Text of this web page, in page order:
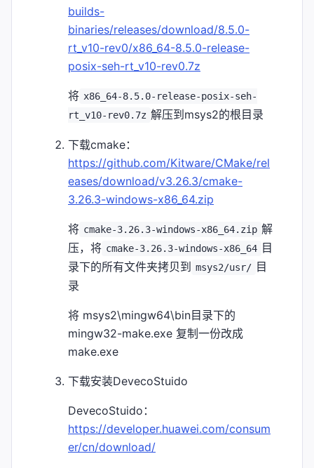
builds-
binaries/releases/download/8.5.0-
rt_v10-rev0/x86_64-8.5.0-release-
posix-seh-rt_v10-rev0.7z
将 x86_64-8.5.0-release-posix-seh-
rt_v10-rev0.7z 解压到msys2的根目录
下载cmake：
https://github.com/Kitware/CMake/rel
eases/download/v3.26.3/cmake-
3.26.3-windows-x86_64.zip
将 cmake-3.26.3-windows-x86_64.zip 解
压，将 cmake-3.26.3-windows-x86_64 目
录下的所有文件夹拷贝到 msys2/usr/ 目
录
将 msys2\mingw64\bin目录下的
mingw32-make.exe 复制一份改成
make.exe
下载安装DevecoStuido
DevecoStuido：
https://developer.huawei.com/consum
er/cn/download/